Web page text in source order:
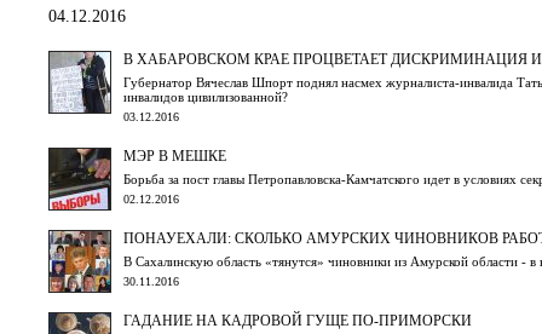
04.12.2016
В ХАБАРОВСКОМ КРАЕ ПРОЦВЕТАЕТ ДИСКРИМИНАЦИЯ
Губернатор Вячеслав Шпорт поднял насмех журналиста-инвалида
инвалидов цивилизованной?
03.12.2016
МЭР В МЕШКЕ
Борьба за пост главы Петропавловска-Камчатского идет в условиях
02.12.2016
ПОНАУЕХАЛИ: СКОЛЬКО АМУРСКИХ ЧИНОВНИКОВ
В Сахалинскую область «тянутся» чиновники из Амурской области -
30.11.2016
ГАДАНИЕ НА КАДРОВОЙ ГУЩЕ ПО-ПРИМОРСКИ